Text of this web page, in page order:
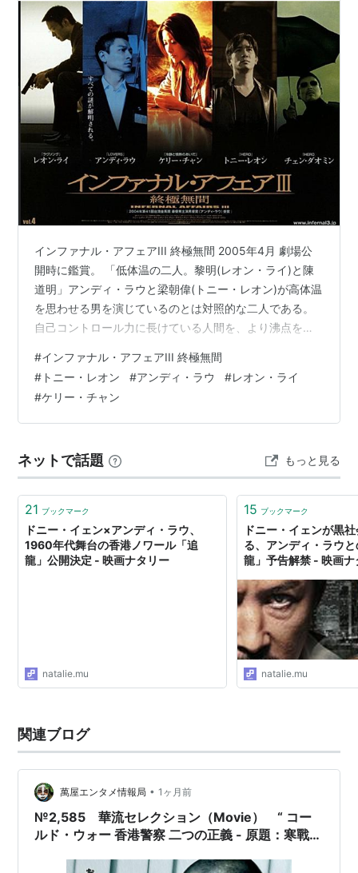
名探偵ゴッド・アイ（2013） 出演
ゴールデン・スパイ（2013） 出演
コールド・ウォー 香港警察 二つの正義 （2012） 出
演
桃（タオ）さんのしあわせ（2011） 出演
新少林寺／SHAOLIN（2011） 出演
燃えよ！じじぃドラゴン 龍虎激闘 （2010） 製作総指
未来警察 Future X-cops（2010） 出演
王朝の陰謀 判事ディーと人体発火怪奇事件
（2010）
ウォーロード／男たちの誓い（2008） 出演
三国志（2008） 出演
プロテージ／偽りの絆（2007）＜未＞ 出演
LOVE STORY ラブ・ストーリー（2006）＜未＞ 製
作指揮
MY MOTHER IS A BELLY DANCER マイ・マザー・
イズ・ア・ベリー・ダンサー
指揮
クレイジー・ストーン 〜翡翠狂騒曲〜（2006） 製
作指揮
墨攻 （2006） 出演
I'LL CALL YOU アイル・コール・ユー（2005）＜未
＞ 製作指揮
（2005） 製作指揮、ナレーション
（2005） 出演、主題歌、製
新世紀Mr.BOO！ ホイさま カミさま ホトケさま
（2004）＜未＞ 出演
マクダル パイナップルパン王子
イエスタデイ、ワンスモア（2004） 出演
ベルベット・レイン（2004） 製作総指揮、出演
マジック・キッチン （2004） 出演
LOVERS（2004） 出演
1:99 電影行動 （2003）＜未＞ 出演
剣客之恋（2003） 出演
インファナル・アフェアIII 終極無間 2005年4月 劇場公
開時に鑑賞。 「低体温の二人。黎明(レオン・ライ)と陳
道明」アンディ・ラウと梁朝偉(トニー・レオン)が高体温
を思わせる男を演じているのとは対照的な二人である。
自己コントロール力に長けている人間を、より沸点を低
に違いない。二人とも映画のなかではかなり印象的であ
る。ただ陳道明演じる沈澄に比べ、黎明(レオン・ライ)が
演じる楊は役柄そのものの広がりが少ないので見せ場は
少ないが、佇まいはとても印象的である。公開前はまる
オン・ライ)であったが、…
#インファナル・アフェアIII 終極無間
# トニー・レオン #アンディ・ラウ #レオン・ライ
#ケリー・チャン
ネットで話題 もっと見る
21 ブックマーク
ドニー・イェン×アンディ・ラウ、
1960年代舞台の香港ノワール「追
龍」公開決定 - 映画ナタリー
natalie.mu
15 ブックマーク
ドニー・イェンが黒
る、アンディ・ラウ
龍」予告解禁 - 映画ナ
natalie.mu
関連ブログ
萬屋エンタメ情報局 • 1ヶ月前
№2,585 華流セレクション（Movie） “ コー
ルド・ウォー 香港警察 二つの正義 - 原題：寒戰、